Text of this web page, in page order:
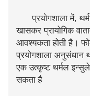
प्रयोगशाला में,
खासकर प्रायोगिक
आवश्यकता होती है।
प्रयोगशाला अनुसंधान
एक उत्कृष्ट थर्मल
सकता है